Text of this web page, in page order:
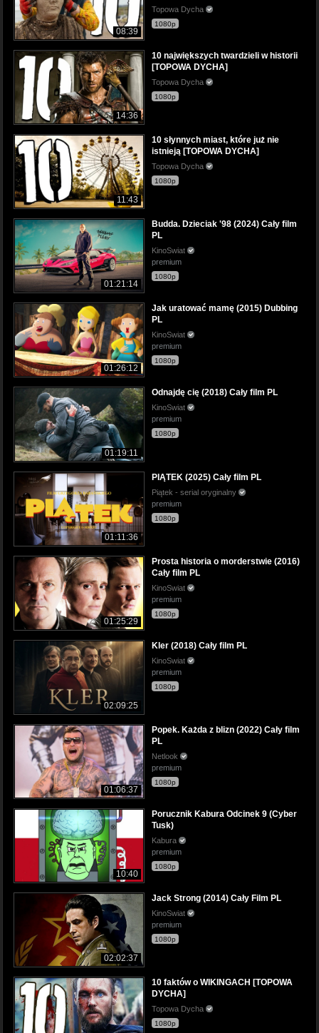
08:39
Topowa Dycha
1080p
14:36
10 największych twardzieli w historii
[TOPOWA DYCHA]
Topowa Dycha
1080p
11:43
10 słynnych miast, które już nie
istnieją [TOPOWA DYCHA]
Topowa Dycha
1080p
01:21:14
Budda. Dzieciak '98 (2024) Cały film
PL
KinoSwiat
premium
1080p
01:26:12
Jak uratować mamę (2015) Dubbing
PL
KinoSwiat
premium
1080p
01:19:11
Odnajdę cię (2018) Cały film PL
KinoSwiat
premium
1080p
01:11:36
PIĄTEK (2025) Cały film PL
Piątek - serial oryginalny
premium
1080p
01:25:29
Prosta historia o morderstwie (2016)
Cały film PL
KinoSwiat
premium
1080p
02:09:25
Kler (2018) Cały film PL
KinoSwiat
premium
1080p
01:06:37
Popek. Każda z blizn (2022) Cały film
PL
Netlook
premium
1080p
10:40
Porucznik Kabura Odcinek 9 (Cyber
Tusk)
Kabura
premium
1080p
02:02:37
Jack Strong (2014) Cały Film PL
KinoSwiat
premium
1080p
10 faktów o WIKINGACH [TOPOWA
DYCHA]
Topowa Dycha
1080p